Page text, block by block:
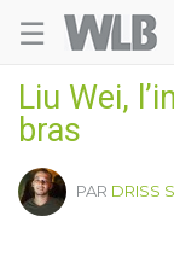
☰
Liu Wei,
bras
PAR DRISS